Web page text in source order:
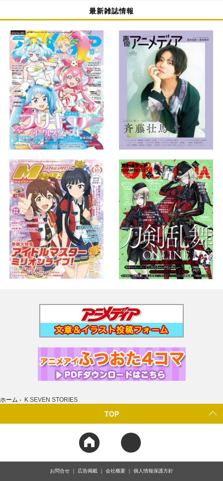
最新雑誌情報
ホーム › K SEVEN STORIES
TOP
お問合せ 広告掲載 会社概要 個人情報保護方針